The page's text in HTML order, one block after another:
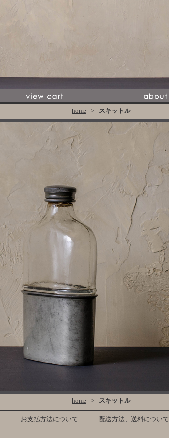
home > スキットル
home > スキットル
お支払方法について 配送方法、送料について